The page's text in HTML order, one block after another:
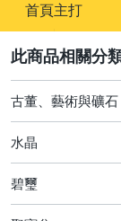
首頁主打
其它
[全店] 周年慶
[全店] 粉絲專享
古董、藝術與礦石
水晶
碧璽